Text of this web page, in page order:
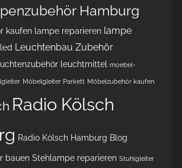
Hamburg
kaufen lampe reparieren lampe
led Leuchtenbau Zubehör
leuchtmittel moebel-
Möbelgleiter Parkett Möbelzubehör kaufen
Radio Kölsch
Radio Kölsch Hamburg Blog
bauen Stehlampe reparieren Stuhlgleiter